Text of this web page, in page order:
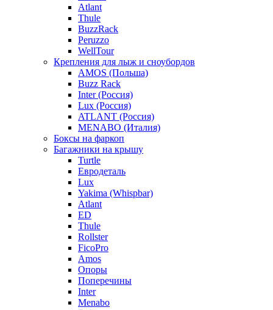
Atlant
Thule
BuzzRack
Peruzzo
WellTour
Крепления для лыж и сноубордов
AMOS (Польша)
Buzz Rack
Inter (Россия)
Lux (Россия)
ATLANT (Россия)
MENABO (Италия)
Боксы на фаркоп
Багажники на крышу
Turtle
Евродеталь
Lux
Yakima (Whispbar)
Atlant
ED
Thule
Rollster
FicoPro
Amos
Опоры
Поперечины
Inter
Menabo